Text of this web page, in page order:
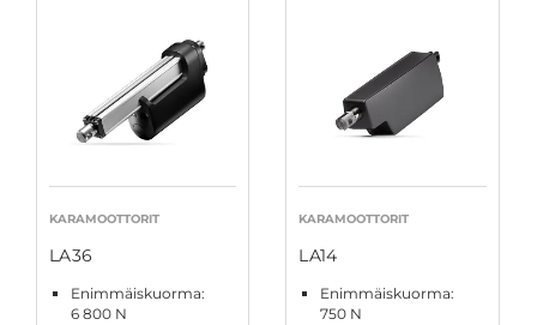
KARAMOOTTORIT
LA36
Enimmäiskuorma:
6 800 N
KARAMOOTTORIT
LA14
Enimmäiskuorma:
750 N